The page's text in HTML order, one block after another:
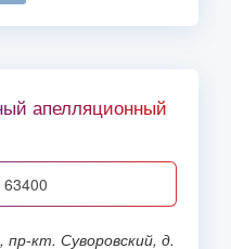
апелляционный
63400